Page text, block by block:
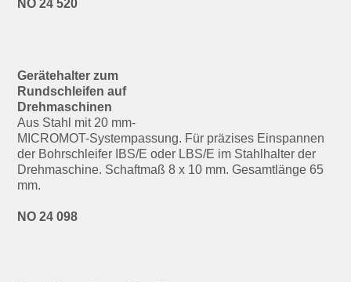
NO 24 520
Gerätehalter zum
Rundschleifen auf
Drehmaschinen
Aus Stahl mit 20 mm-
MICROMOT-Systempassung. Für präzises Einspannen
der Bohrschleifer IBS/E oder LBS/E im Stahlhalter der
Drehmaschine. Schaftmaß 8 x 10 mm. Gesamtlänge 65
mm.
NO 24 098